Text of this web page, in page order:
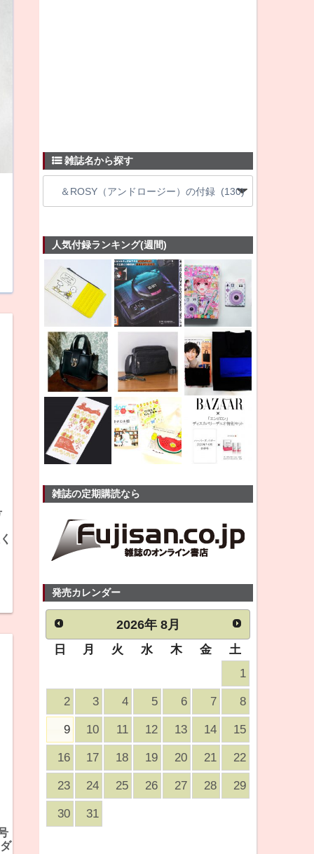
雑誌名から探す
人気付録ランキング(週間)
雑誌の定期購読なら
発売カレンダー
2026年 8月
日 月 火 水 木 金
土
1
2 3 4 5 6 7 8
9 10 11 12 13 14 15
16 17 18 19 20 21 22
23 24 25 26 27 28 29
30 31